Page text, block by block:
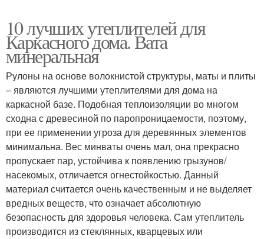
10 лучших утеплителей для
Каркасного дома. Вата
минеральная
Рулоны на основе волокнистой структуры, маты и плиты
– являются лучшими утеплителями для дома на
каркасной базе. Подобная теплоизоляции во многом
сходна с древесиной по паропроницаемости, поэтому,
при ее применении угроза для деревянных элементов
минимальна. Вес минваты очень мал, она прекрасно
пропускает пар, устойчива к появлению грызунов/
насекомых, отличается огнестойкостью. Данный
материал считается очень качественным и не выделяет
вредных веществ, что означает абсолютную
безопасность для здоровья человека. Сам утеплитель
производится из стеклянных, кварцевых или